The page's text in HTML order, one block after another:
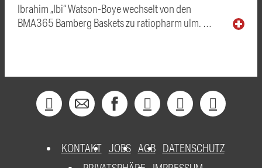
Ibrahim „Ibi“ Watson-Boye wechselt von den
BMA365 Bamberg Baskets zu ratiopharm ulm. …
KONTAKT JOBS AGB DATENSCHUTZ